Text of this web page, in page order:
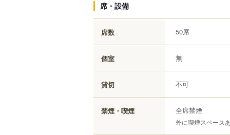
席・設備
席数 50席
個室 無
貸切 不可
禁煙・喫煙 全席禁煙
外に喫煙スペース